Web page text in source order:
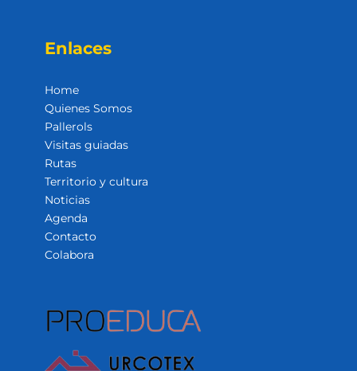
Enlaces
Home
Quienes Somos
Pallerols
Visitas guiadas
Rutas
Territorio y cultura
Noticias
Agenda
Contacto
Colabora